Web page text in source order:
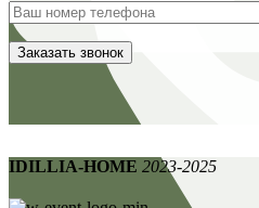
IDILLIA-HOME 2023-2025